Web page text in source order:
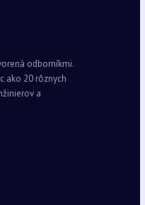
odborníkmi.
ako 20 rôznych
a